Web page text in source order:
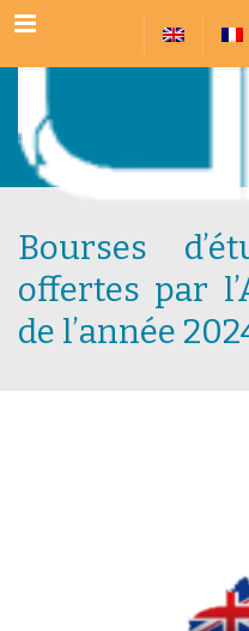
Menu
Bourses
offertes par
de l’année